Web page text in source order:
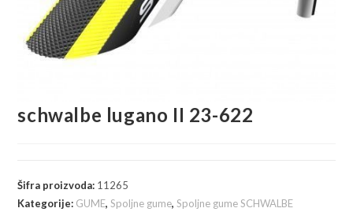
schwalbe lugano II 23-622
Šifra proizvoda: 11265
Kategorije: GUME,Spoljne gume,Spoljne gume SCHWALBE